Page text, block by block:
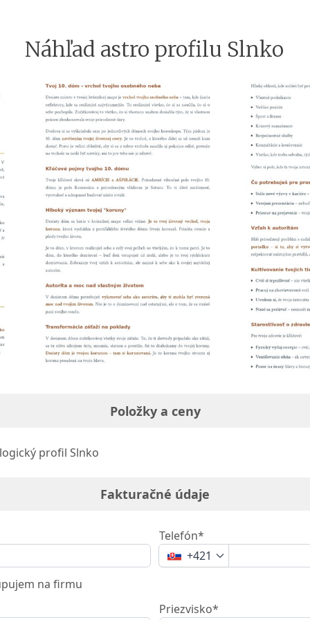
Náhľad astro profilu Slnko
Položky a ceny
profil Slnko
Fakturačné údaje
Telefón*
+421
na firmu
Priezvisko*